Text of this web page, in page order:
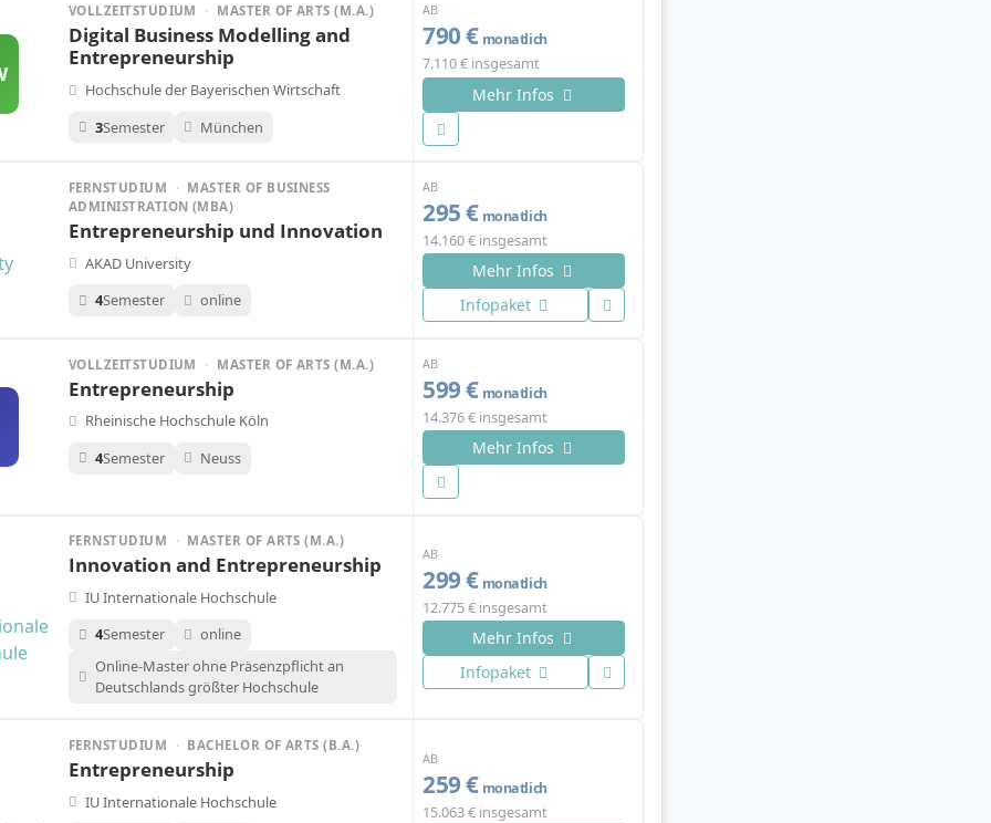
VOLLZEITSTUDIUM · MASTER OF ARTS (M.A.)
Digital Business Modelling and
Entrepreneurship
Hochschule der Bayerischen Wirtschaft
3Semester München
AB
790 € monatlich
7.110 € insgesamt
Mehr Infos
FERNSTUDIUM · MASTER OF BUSINESS
ADMINISTRATION (MBA)
Entrepreneurship und Innovation
AKAD University
4Semester online
AB
295 € monatlich
14.160 € insgesamt
Mehr Infos
Infopaket
VOLLZEITSTUDIUM · MASTER OF ARTS (M.A.)
Entrepreneurship
Rheinische Hochschule Köln
4Semester Neuss
AB
599 € monatlich
14.376 € insgesamt
Mehr Infos
FERNSTUDIUM · MASTER OF ARTS (M.A.)
Innovation and Entrepreneurship
IU Internationale Hochschule
4Semester
online
Online-Master ohne Präsenzpflicht an
Deutschlands größter Hochschule
AB
299 € monatlich
12.775 € insgesamt
Mehr Infos
Infopaket
FERNSTUDIUM · BACHELOR OF ARTS (B.A.)
Entrepreneurship
IU Internationale Hochschule
AB
259 € monatlich
15.063 € insgesamt